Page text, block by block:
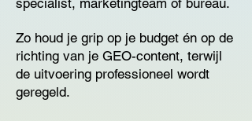
specialist, marketingteam of bureau.
Zo houd je grip op je budget én op de
richting van je GEO-content, terwijl
de uitvoering professioneel wordt
geregeld.